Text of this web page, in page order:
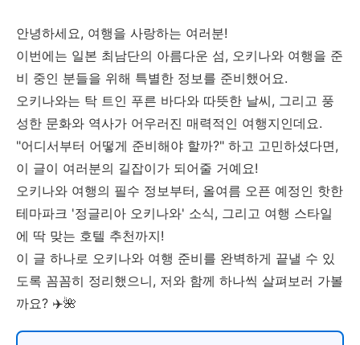
안녕하세요, 여행을 사랑하는 여러분!
이번에는 일본 최남단의 아름다운 섬, 오키나와 여행을 준
비 중인 분들을 위해 특별한 정보를 준비했어요.
오키나와는 탁 트인 푸른 바다와 따뜻한 날씨, 그리고 풍
성한 문화와 역사가 어우러진 매력적인 여행지인데요.
"어디서부터 어떻게 준비해야 할까?" 하고 고민하셨다면,
이 글이 여러분의 길잡이가 되어줄 거예요!
오키나와 여행의 필수 정보부터, 올여름 오픈 예정인 핫한
테마파크 '정글리아 오키나와' 소식, 그리고 여행 스타일
에 딱 맞는 호텔 추천까지!
이 글 하나로 오키나와 여행 준비를 완벽하게 끝낼 수 있
도록 꼼꼼히 정리했으니, 저와 함께 하나씩 살펴보러 가볼
까요? ✈️🌺